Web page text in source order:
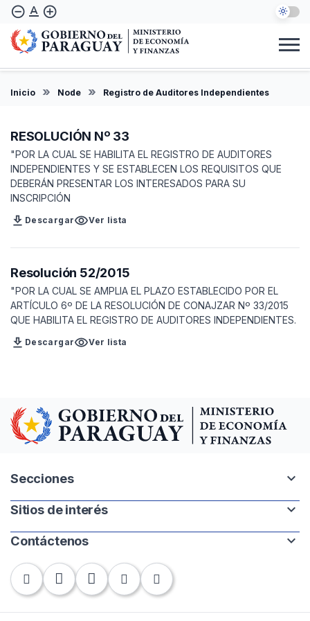
Skip
main
content
remove_circle_outline text_format add_circle_outline
Inicio Node Registro de Auditores Independientes
RESOLUCIÓN Nº 33
"POR LA CUAL SE HABILITA EL REGISTRO DE AUDITORES
INDEPENDIENTES Y SE ESTABLECEN LOS REQUISITOS QUE
DEBERÁN PRESENTAR LOS INTERESADOS PARA SU
INSCRIPCIÓN
download DescargarvisibilityVer lista
Resolución 52/2015
"POR LA CUAL SE AMPLIA EL PLAZO ESTABLECIDO POR EL
ARTÍCULO 6º DE LA RESOLUCIÓN DE CONAJZAR Nº 33/2015
QUE HABILITA EL REGISTRO DE AUDITORES INDEPENDIENTES.
download DescargarvisibilityVer lista
Secciones expand_more
Intranet
Mapa del sitio
Sitios de interés expand_more
Paraguay.gov.py
Banco Central del Paraguay
Contraloría General de la República
Contáctenos expand_more
Chile 252 | 1220. Asunción, Paraguay
Tel: +595-21 440-010